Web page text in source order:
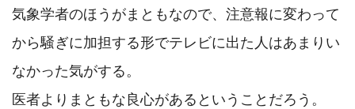
気象学者のほうがまともなので、注意報に変わって
から騒ぎに加担する形でテレビに出た人はあまりい
なかった気がする。
医者よりまともな良心があるということだろう。